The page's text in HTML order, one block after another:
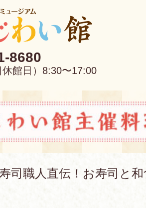
8680
館日）8:30〜17:00
EN 中文
寿司職人直伝！お寿司と